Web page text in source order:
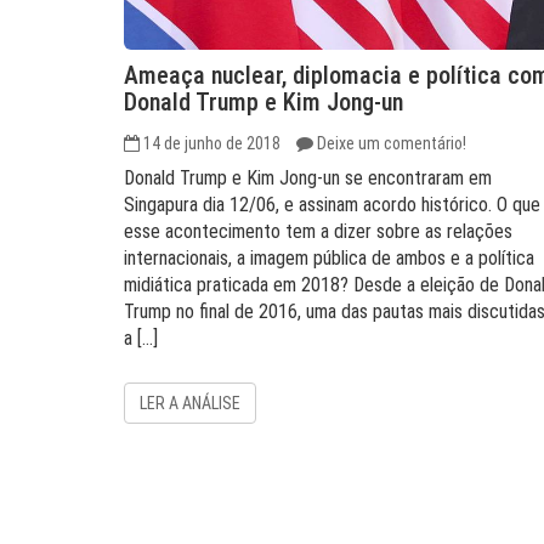
Ameaça nuclear, diplomacia e política
Donald Trump e Kim Jong-un
14 de junho de 2018 Deixe um comentário!
Donald Trump e Kim Jong-un se encontraram em
Singapura dia 12/06, e assinam acordo histórico. O que
esse acontecimento tem a dizer sobre as relações
internacionais, a imagem pública de ambos e a política
midiática praticada em 2018? Desde a eleição de
Trump no final de 2016, uma das pautas mais
a […]
LER A ANÁLISE